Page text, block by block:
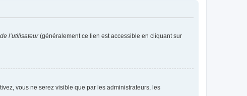
l’utilisateur(généralement ce lien est accessible en cliquant sur
vous ne serez visible que par les administrateurs, les